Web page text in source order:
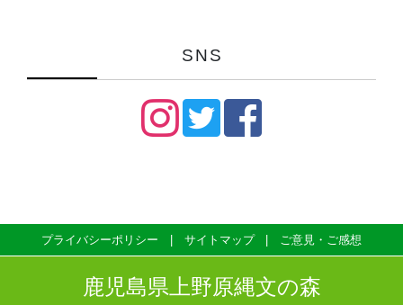
SNS
プライバシーポリシー サイトマップ ご意見・ご感想
鹿児島県上野原縄文の森